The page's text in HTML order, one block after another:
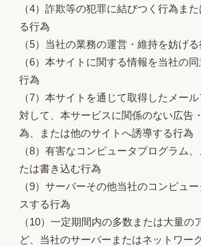
（4）詐欺等の犯罪に結びつく行為ま
る行為
（5）当社の業務の運営・維持を妨げ
（6）本サイトに関する情報を当社の
行為
（7）本サイトを通じて取得したメー
対して、本サービスに関係のない広告
為、または他のサイトへ誘導する行為
（8）有害なコンピュータプログラム
たは書き込む行為
（9）サーバーその他当社のコンピュ
スする行為
（10）一定期間内の多数または大量の
ど、当社のサーバーまたはネットワー